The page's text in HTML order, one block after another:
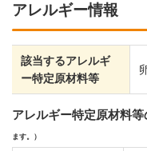
アレルギー情報
該当するアレルギ
ー特定原材料等
アレルギー特定原材料等
ます。）